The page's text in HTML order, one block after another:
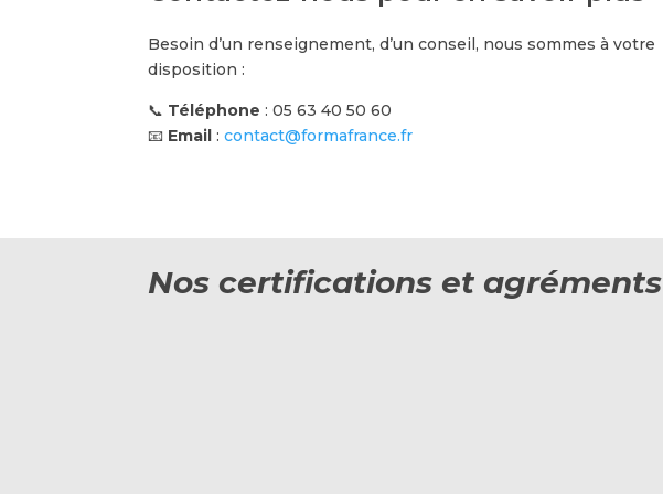
Besoin d’un renseignement, d’un conseil, nous sommes à votre
disposition :
📞 Téléphone : 05 63 40 50 60
📧 Email : contact@formafrance.fr
Nos certifications et agréments